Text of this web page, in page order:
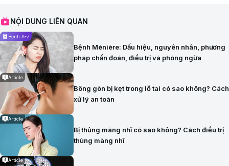
NỘI DUNG LIÊN QUAN
Bệnh A-Z
Bệnh Ménière: Dấu hiệu, nguyên nhân, phương
pháp chẩn đoán, điều trị và phòng ngừa
Article
Bông gòn bị kẹt trong lỗ tai có sao không? Cách
xử lý an toàn
Article
Bị thủng màng nhĩ có sao không? Cách điều trị
thủng màng nhĩ
Article